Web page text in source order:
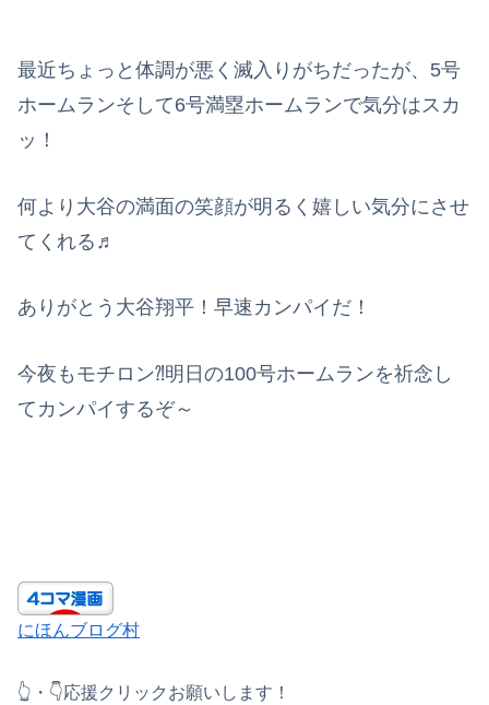
最近ちょっと体調が悪く滅入りがちだったが、5号
ホームランそして6号満塁ホームランで気分はスカ
ッ！
何より大谷の満面の笑顔が明るく嬉しい気分にさせ
てくれる♬
ありがとう大谷翔平！早速カンパイだ！
今夜もモチロン⁈明日の100号ホームランを祈念し
てカンパイするぞ～
にほんブログ村
👆・👇応援クリックお願いします！